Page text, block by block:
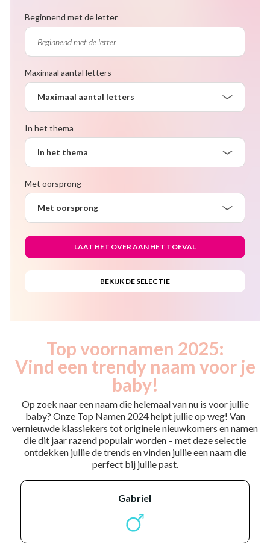
Beginnend met de letter
Maximaal aantal letters
Maximaal aantal letters
In het thema
In het thema
Met oorsprong
Met oorsprong
Top voornamen 2025:
Vind een trendy naam voor je
baby!
Op zoek naar een naam die helemaal van nu is voor jullie
baby? Onze Top Namen 2024 helpt jullie op weg! Van
vernieuwde klassiekers tot originele nieuwkomers en namen
die dit jaar razend populair worden – met deze selectie
ontdekken jullie de trends en vinden jullie een naam die
perfect bij jullie past.
gabriel